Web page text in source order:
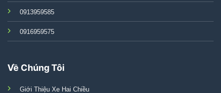
0913959585
0916959575
Về Chúng Tôi
Giới Thiệu Xe Hai Chiều